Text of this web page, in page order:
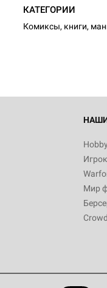
КАТЕГОРИИ
Комиксы, книги,
Мир